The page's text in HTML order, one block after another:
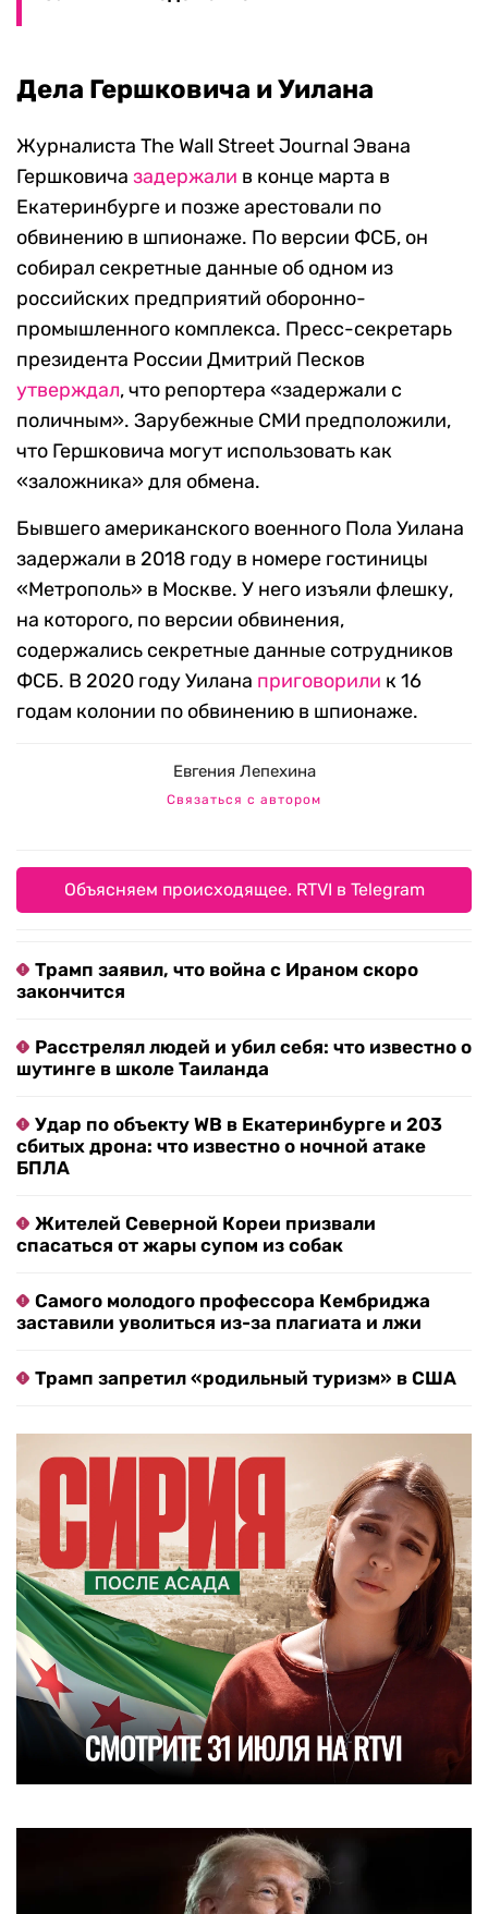
Дела Гершковича и Уилана
Журналиста The Wall Street Journal Эвана
Гершковича задержали в конце марта в
Екатеринбурге и позже арестовали по
обвинению в шпионаже. По версии ФСБ, он
собирал секретные данные об одном из
российских предприятий оборонно-
промышленного комплекса. Пресс-секретарь
президента России Дмитрий Песков
утверждал, что репортера «задержали с
поличным». Зарубежные СМИ предположили,
что Гершковича могут использовать как
«заложника» для обмена.
Бывшего американского военного Пола Уилана
задержали в 2018 году в номере гостиницы
«Метрополь» в Москве. У него изъяли флешку,
на которого, по версии обвинения,
содержались секретные данные сотрудников
ФСБ. В 2020 году Уилана приговорили к 16
годам колонии по обвинению в шпионаже.
Евгения Лепехина
Связаться с автором
Объясняем происходящее. RTVI в Telegram
Трамп заявил, что война с Ираном скоро
закончится
Расстрелял людей и убил себя: что известно о
шутинге в школе Таиланда
Удар по объекту WB в Екатеринбурге и 203
сбитых дрона: что известно о ночной атаке
БПЛА
Жителей Северной Кореи призвали
спасаться от жары супом из собак
Самого молодого профессора Кембриджа
заставили уволиться из-за плагиата и лжи
Трамп запретил «родильный туризм» в США